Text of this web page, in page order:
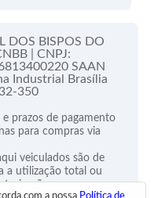
DOS BISPOS DO
| CNPJ:
SAAN
Industrial Brasília
350
prazos de pagamento
para compras via
veiculados são de
a utilização total ou